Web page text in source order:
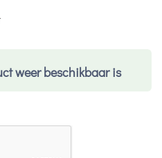
weer beschikbaar is